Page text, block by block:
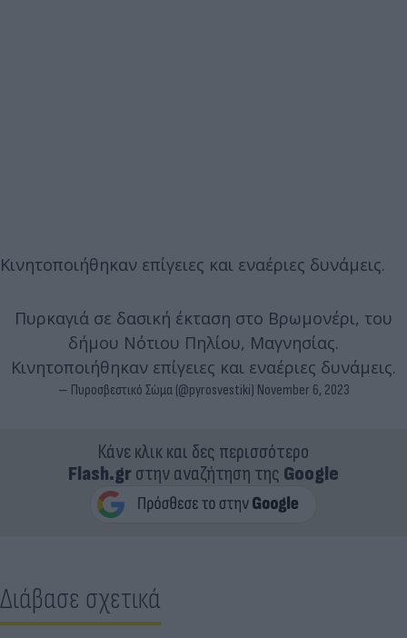
Κινητοποιήθηκαν επίγειες και εναέριες δυνάμεις.
Πυρκαγιά σε δασική έκταση στο Βρωμονέρι, του
δήμου Νότιου Πηλίου, Μαγνησίας.
Κινητοποιήθηκαν επίγειες και εναέριες δυνάμεις.
— Πυροσβεστικό Σώμα (@pyrosvestiki) November 6, 2023
Κάνε κλικ και δες περισσότερο
Flash.grστην αναζήτηση της Google
Διάβασε σχετικά